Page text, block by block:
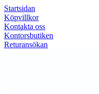
Startsidan
Köpvillkor
Kontakta oss
Kontorsbutiken
Returansökan